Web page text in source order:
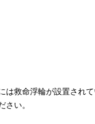
は救命浮輪が設置され
さい。